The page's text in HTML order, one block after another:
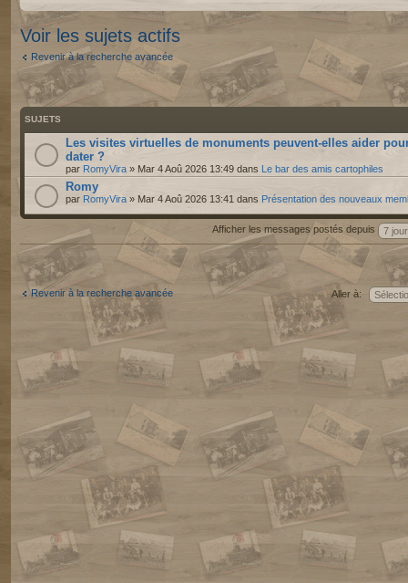
Voir les sujets actifs
Revenir à la recherche avancée
SUJETS
Les visites virtuelles de monuments peuvent-elles aider
dater ?
par RomyVira » Mar 4 Aoû 2026 13:49 dans Le bar des amis cartophiles
Romy
par RomyVira » Mar 4 Aoû 2026 13:41 dans Présentation des nouveaux
Afficher les messages postés depuis
Revenir à la recherche avancée Aller à: